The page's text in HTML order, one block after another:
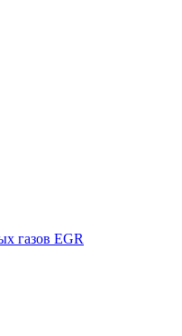
газов EGR